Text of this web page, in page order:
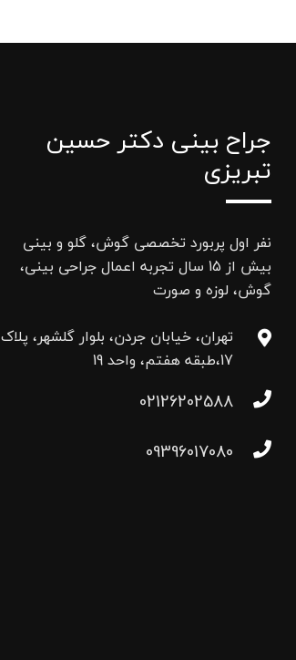
جراح بینی دکتر حسین
تبریزی
نفر اول پربورد تخصصی گوش، گلو و بینی
بیش از 15 سال تجربه اعمال جراحی بینی،
گوش، لوزه و صورت
تهران، خیابان جردن، بلوار گلشهر، پلاک
17،طبقه هفتم، واحد 19
02126202588
09396017080